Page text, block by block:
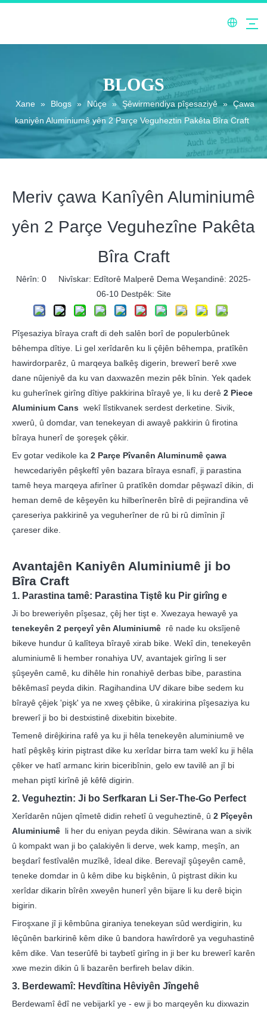
BLOGS
Xane » Blogs » Nûçe » Şêwirmendiya pîşesaziyê » Çawa
kaniyên Aluminiumê yên 2 Parçe Veguheztin Pakêta Bîra Craft
Meriv çawa Kanîyên Aluminiumê
yên 2 Parçe Veguhezîne Pakêta
Bîra Craft
Nêrîn: 0 Nivîskar: Edîtorê Malperê Dema Weşandinê: 2025-
06-10 Destpêk: Site
Pîşesaziya bîraya craft di deh salên borî de populerbûnek
bêhempa dîtiye. Li gel xerîdarên ku li çêjên bêhempa, pratîkên
hawirdorparêz, û marqeya balkêş digerin, brewerî berê xwe
dane nûjeniyê da ku van daxwazên mezin pêk bînin. Yek qadek
ku guherînek girîng dîtiye pakkirina bîrayê ye, li ku derê 2 Piece
Aluminium Cans wekî lîstikvanek serdest derketine. Sivik,
xwerû, û domdar, van tenekeyan di awayê pakkirin û firotina
bîraya hunerî de şoreşek çêkir.
Ev gotar vedikole ka 2 Parçe Pîvanên Aluminumê çawa
hewcedariyên pêşkeftî yên bazara bîraya esnafî, ji parastina
tamê heya marqeya afirîner û pratîkên domdar pêşwazî dikin, di
heman demê de kêşeyên ku hilberînerên bîrê di pejirandina vê
çareseriya pakkirinê ya veguherîner de rû bi rû dimînin jî
çareser dike.
Avantajên Kaniyên Aluminiumê ji bo
Bîra Craft
1. Parastina tamê: Parastina Tiştê ku Pir girîng e
Ji bo breweriyên pîşesaz, çêj her tişt e. Xwezaya hewayê ya
tenekeyên 2 perçeyî yên Aluminiumê rê nade ku oksîjenê
bikeve hundur û kalîteya bîrayê xirab bike. Wekî din, tenekeyên
aluminiumê li hember ronahiya UV, avantajek girîng li ser
şûşeyên camê, ku dihêle hin ronahiyê derbas bibe, parastina
bêkêmasî peyda dikin. Ragihandina UV dikare bibe sedem ku
bîrayê çêjek 'pişk' ya ne xweş çêbike, û xirakirina pîşesaziya ku
brewerî ji bo bi destxistinê dixebitin bixebite.
Temenê dirêjkirina rafê ya ku ji hêla tenekeyên aluminiumê ve
hatî pêşkêş kirin piştrast dike ku xerîdar birra tam wekî ku ji hêla
çêker ve hatî armanc kirin biceribînin, gelo ew tavilê an jî bi
mehan piştî kirînê jê kêfê digirin.
2. Veguheztin: Ji bo Serfkaran Li Ser-The-Go Perfect
Xerîdarên nûjen qîmetê didin rehetî û veguheztinê, û 2 Pîçeyên
Aluminiumê li her du eniyan peyda dikin. Sêwirana wan a sivik
û kompakt wan ji bo çalakiyên li derve, wek kamp, ​​meşîn, an
beşdarî festîvalên muzîkê, îdeal dike. Berevajî şûşeyên camê,
teneke domdar in û kêm dibe ku bişkênin, û piştrast dikin ku
xerîdar dikarin bîrên xweyên hunerî yên bijare li ku derê biçin
bigirin.
Firoşxane jî ji kêmbûna giraniya tenekeyan sûd werdigirin, ku
lêçûnên barkirinê kêm dike û bandora hawîrdorê ya veguhastinê
kêm dike. Van teserûfê bi taybetî girîng in ji ber ku brewerî karên
xwe mezin dikin û li bazarên berfireh belav dikin.
3. Berdewamî: Hevdîtina Hêviyên Jîngehê
Berdewamî êdî ne vebijarkî ye - ew ji bo marqeyên ku dixwazin